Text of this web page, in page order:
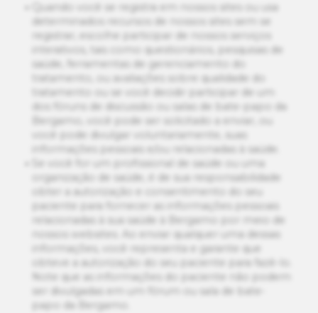
Quando você se registra em nossos sites ou usa
determinados recursos de nossos sites sem se
registrar, escolhe participar de nossos serviços
interativos, tais como questionários, pesquisas de
saúde, ferramentas de gerenciamento do
tratamento, ou avaliações sobre qualidade do
tratamento ou se você decidir participar de um
dos fóruns de discussão ou salas de bate-papo da
Bergamo, você pode ser solicitado a enviar, ou
você pode divulgar voluntariamente, suas
informações pessoais e/ou relacionadas à saúde.
Se você for um profissional de saúde ou uma
organização de saúde, é de sua responsabilidade
obter a autorização e consentimento do seu
paciente para fornecer as informações pessoais
relacionadas à sua saúde à Bergamo por meio de
nossos websites. Ao enviar qualquer uma dessas
informações, você representa e garante que
obteve a autorização do seu paciente para fazê-lo.
Note que as informações do paciente não podem
ser divulgadas em um fórum ou sala de bate-
papo da Bergamo.